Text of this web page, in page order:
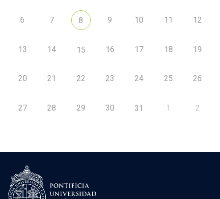
6 7 8 9 10 11 12
13 14 15 16 17 18 19
20 21 22 23 24 25 26
27 28 29 30 31 1 2